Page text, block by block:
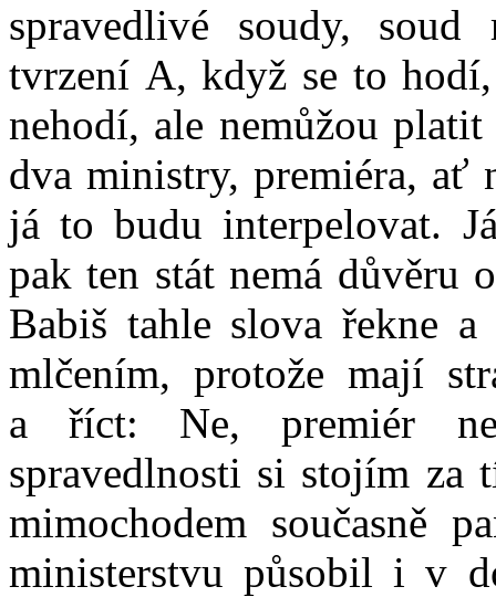
spravedlivé soudy,
tvrzení A, když se to
nehodí, ale nemůžou
dva ministry, premiéra,
já to budu interpelovat.
pak ten stát nemá důvěru
Babiš tahle slova řekne
mlčením, protože mají
a říct: Ne, premiér
spravedlnosti si stojím za
mimochodem současně
ministerstvu působil i v